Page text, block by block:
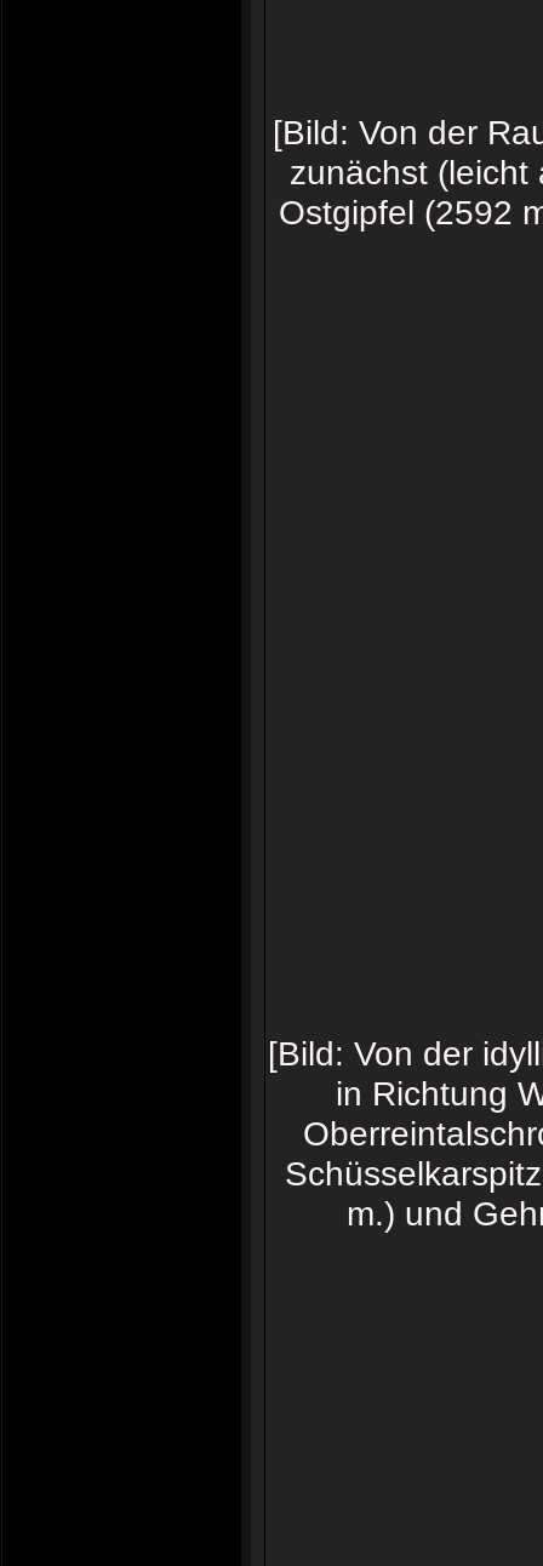
[Bild: Von der
zunächst (leicht
Ostgipfel (2592
[Bild: Von der
in Richtung
m.) und